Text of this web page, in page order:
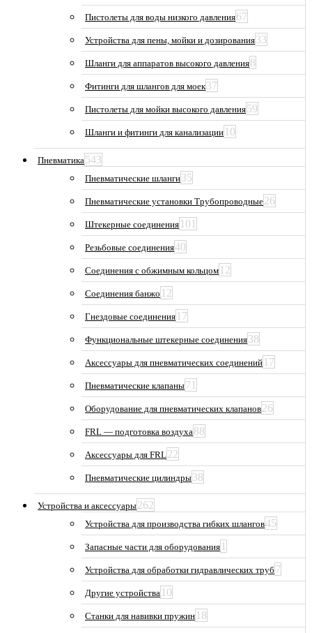
Пистолеты для воды низкого давления67
Устройства для пены, мойки и дозирования33
Шланги для аппаратов высокого давления8
Фитинги для шлангов для моек37
Пистолеты для мойки высокого давления59
Шланги и фитинги для канализации 10
Пневматика543
Пневматические шланги35
Пневматические установки Трубопроводные26
Штекерные соединения 101
Резьбовые соединения40
Соединения с обжимным кольцом 12
Соединения банжо 12
Гнездовые соединения 17
Функциональные штекерные соединения38
Аксессуары для пневматических соединений 17
Пневматические клапаны71
Оборудование для пневматических клапанов26
FRL — подготовка воздуха88
Аксессуары для FRL22
Пневматические цилиндры38
Устройства и аксессуары262
Устройства для производства гибких шлангов45
Запасные части для оборудования 1
Устройства для обработки гидравлических труб 7
Другие устройства 10
Станки для навивки пружин 18